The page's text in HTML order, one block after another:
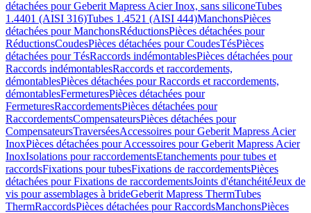
détachées pour Geberit Mapress Acier Inox, sans siliconeTubes
1.4401 (AISI 316)Tubes 1.4521 (AISI 444)ManchonsPièces
détachées pour ManchonsRéductionsPièces détachées pour
RéductionsCoudesPièces détachées pour CoudesTésPièces
détachées pour TésRaccords indémontablesPièces détachées pour
Raccords indémontablesRaccords et raccordements,
démontablesPièces détachées pour Raccords et raccordements,
démontablesFermeturesPièces détachées pour
FermeturesRaccordementsPièces détachées pour
RaccordementsCompensateursPièces détachées pour
CompensateursTraverséesAccessoires pour Geberit Mapress Acier
InoxPièces détachées pour Accessoires pour Geberit Mapress Acier
InoxIsolations pour raccordementsEtanchements pour tubes et
raccordsFixations pour tubesFixations de raccordementsPièces
détachées pour Fixations de raccordementsJoints d'étanchéitéJeux de
vis pour assemblages à brideGeberit Mapress ThermTubes
ThermRaccordsPièces détachées pour RaccordsManchonsPièces